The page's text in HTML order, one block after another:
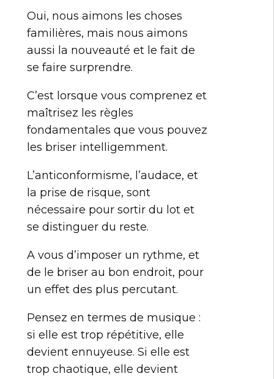
Oui, nous aimons les choses
familières, mais nous aimons
aussi la nouveauté et le fait de
se faire surprendre.
C’est lorsque vous comprenez et
maîtrisez les règles
fondamentales que vous pouvez
les briser intelligemment.
L’anticonformisme, l’audace, et
la prise de risque, sont
nécessaire pour sortir du lot et
se distinguer du reste.
A vous d’imposer un rythme, et
de le briser au bon endroit, pour
un effet des plus percutant.
Pensez en termes de musique :
si elle est trop répétitive, elle
devient ennuyeuse. Si elle est
trop chaotique, elle devient